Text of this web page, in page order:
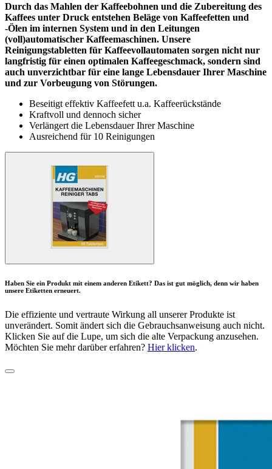
Durch das Mahlen der Kaffeebohnen und die Zubereitung des
Kaffees unter Druck entstehen Beläge von Kaffeefetten und
-Ölen im internen System und in den Leitungen
(voll)automatischer Kaffeemaschinen. Unsere
Reinigungstabletten für Kaffeevollautomaten sorgen nicht nur
langfristig für einen optimalen Kaffeegeschmack, sondern sind
auch unverzichtbar für eine lange Lebensdauer Ihrer Maschine
und zur Vorbeugung von Störungen.
Beseitigt effektiv Kaffeefett u.a. Kaffeerückstände
Kraftvoll und dennoch sicher
Verlängert die Lebensdauer Ihrer Maschine
Ausreichend für 10 Reinigungen
Haben Sie ein Produkt mit einem anderen Etikett? Das ist gut möglich, denn wir haben
unsere Etiketten erneuert.
Die effiziente und vertraute Wirkung all unserer Produkte ist
unverändert. Somit ändert sich die Gebrauchsanweisung auch nicht.
Klicken Sie auf die Lupe, um sich die alte Verpackung anzusehen.
Möchten Sie mehr darüber erfahren? Hier klicken.